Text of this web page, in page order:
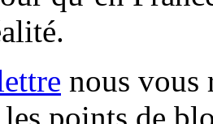
nous vous